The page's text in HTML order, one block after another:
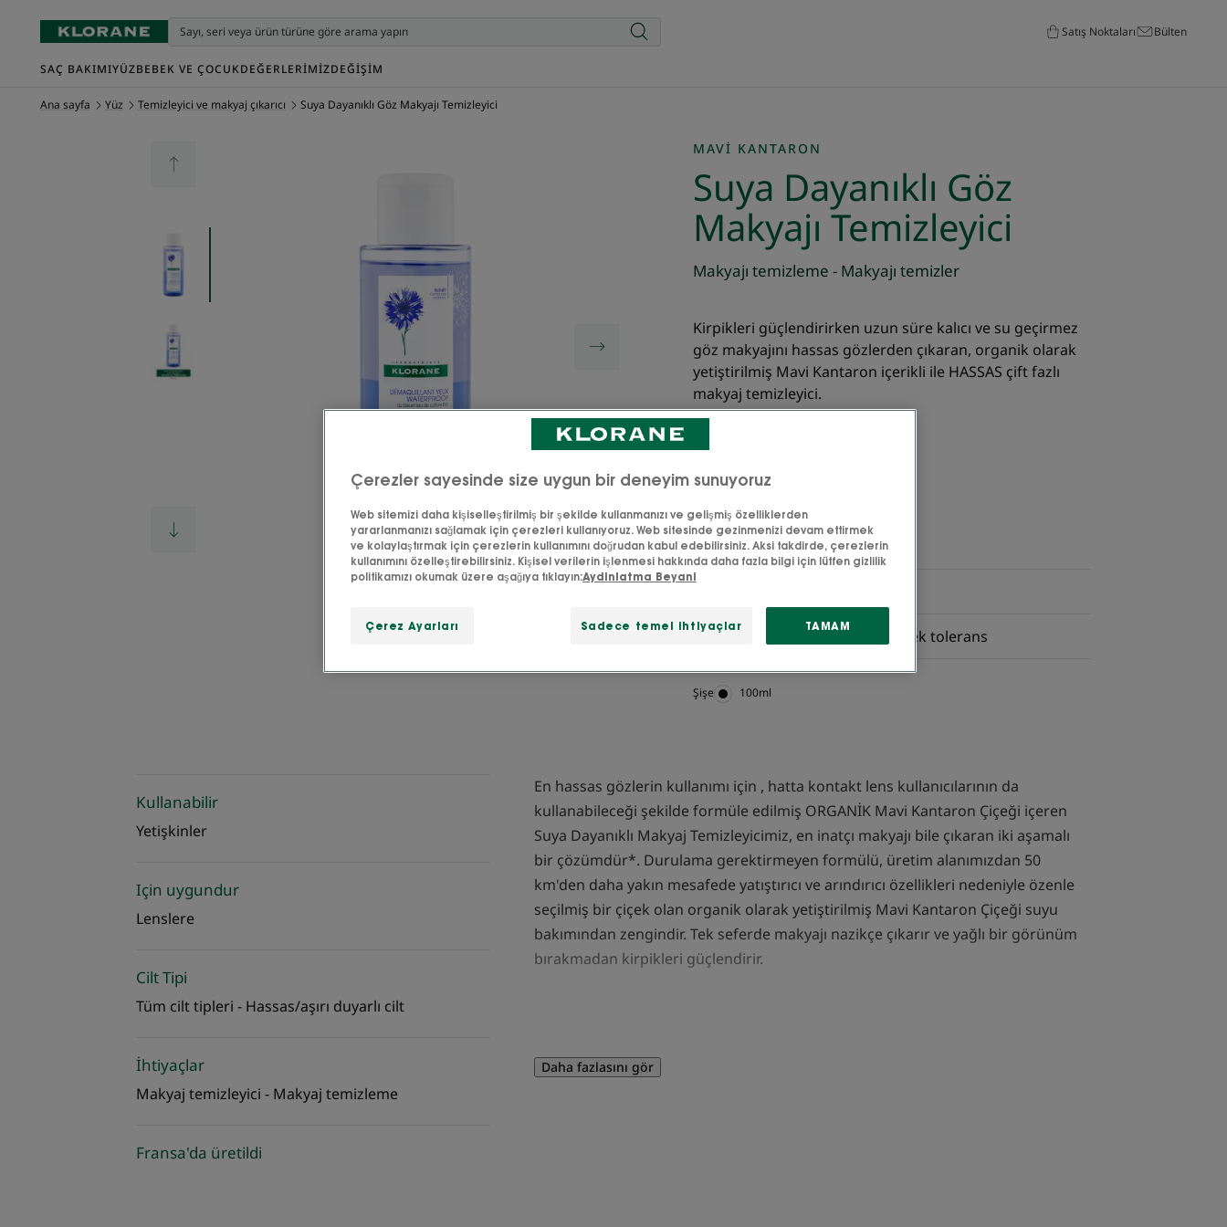
Satış Noktaları Bülten
SAÇ BAKIMIYÜZBEBEK VE ÇOCUKDEĞERLERIMIZDEĞIŞIM
Ana sayfa Yüz Temizleyici ve makyaj çıkarıcı Suya Dayanıklı Göz Makyajı Temizleyici
MAVI KANTARON
Suya Dayanıklı Göz
Makyajı Temizleyici
Makyajı temizleme - Makyajı temizler
Kirpikleri güçlendirirken uzun süre kalıcı ve su geçirmez
göz makyajını hassas gözlerden çıkaran, organik olarak
yetiştirilmiş Mavi Kantaron içerikli ile HASSAS çift fazlı
makyaj temizleyici.
Mavi
kantaron
üretilmiştir
Makyajı çıkarır, güçlendirir, yüksek tolerans
Şişe Şişe
100ml
Kullanabilir
Yetişkinler
Için uygundur
Lenslere
Cilt Tipi
Tüm cilt tipleri - Hassas/aşırı duyarlı cilt
İhtiyaçlar
Makyaj temizleyici - Makyaj temizleme
Fransa'da üretildi
En hassas gözlerin kullanımı için , hatta kontakt lens kullanıcılarının da
kullanabileceği şekilde formüle edilmiş ORGANİK Mavi Kantaron Çiçeği içeren
Suya Dayanıklı Makyaj Temizleyicimiz, en inatçı makyajı bile çıkaran iki aşamalı
bir çözümdür*. Durulama gerektirmeyen formülü, üretim alanımızdan 50
km'den daha yakın mesafede yatıştırıcı ve arındırıcı özellikleri nedeniyle özenle
seçilmiş bir çiçek olan organik olarak yetiştirilmiş Mavi Kantaron Çiçeği suyu
bakımından zengindir. Tek seferde makyajı nazikçe çıkarır ve yağlı bir görünüm
bırakmadan kirpikleri güçlendirir.
Daha fazlasını gör
Çerezler sayesinde size uygun bir deneyim sunuyoruz
Web sitemizi daha kişiselleştirilmiş bir şekilde kullanmanızı ve gelişmiş özelliklerden
yararlanmanızı sağlamak için çerezleri kullanıyoruz. Web sitesinde gezinmenizi devam ettirmek
ve kolaylaştırmak için çerezlerin kullanımını doğrudan kabul edebilirsiniz. Aksi takdirde, çerezlerin
kullanımını özelleştirebilirsiniz. Kişisel verilerin işlenmesi hakkında daha fazla bilgi için lütfen gizlilik
politikamızı okumak üzere aşağıya tıklayın:Aydinlatma Beyani
Çerez Ayarları Sadece temel ihtiyaçlar TAMAM